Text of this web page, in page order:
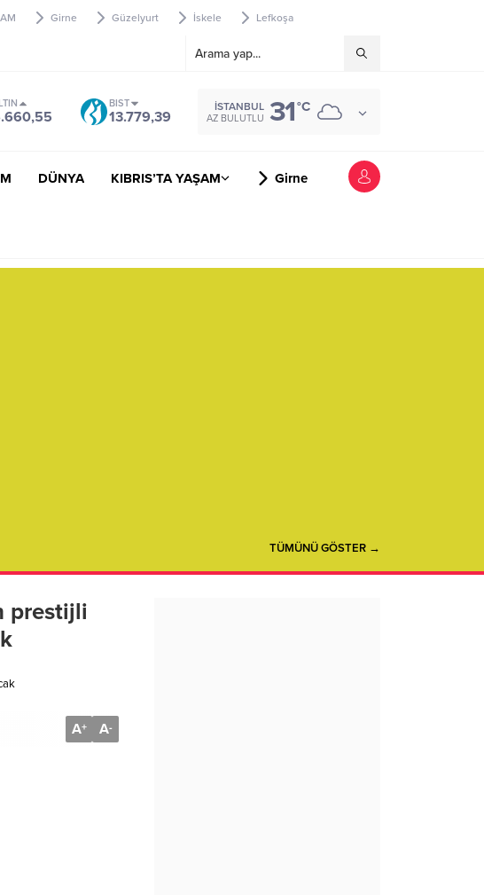
Girne Güzelyurt İskele Lefkoşa
BIST
13.779,39
İSTANBUL
AZ BULUTLU 31°C
DÜNYA KIBRIS’TA YAŞAM Girne
TÜMÜNÜ GÖSTER →
prestijli
A+ A-